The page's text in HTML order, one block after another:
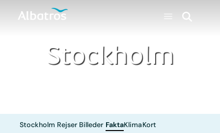
Stockholm
Stockholm Rejser Billeder FaktaKlimaKort